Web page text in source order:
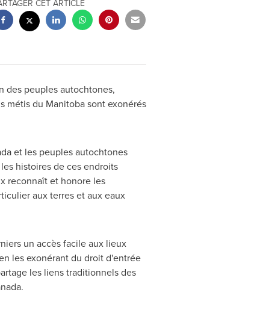
CET ARTICLE
des peuples autochtones,
métis du Manitobasont exonérés
et les peuples autochtones
histoires de ces endroits
reconnaît et honore les
aux terres et aux eaux
un accès facile aux lieux
les exonérant du droit d'entrée
les liens traditionnels des